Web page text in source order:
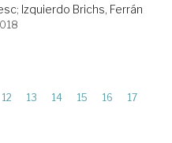
; Izquierdo Brichs, Ferrán
12 13 14 15 16
17